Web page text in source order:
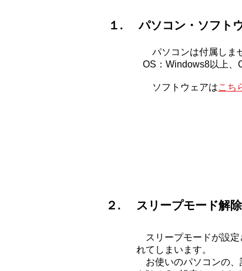
１. パソコン・ソフト
パソコンは付属しま
OS：Windows8以上、
​ ソフトウェアはこち
２. スリープモード解除
スリープモードが設定
れてしまいます。
お使いのパソコンの、